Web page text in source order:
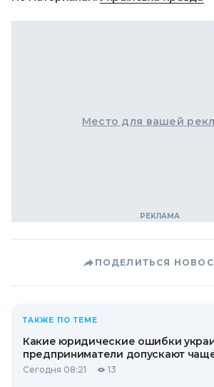
Место для вашей
ПОДЕЛИТЬСЯ
ТАКЖЕ ПО ТЕМЕ
Какие юридические ошибки
предприниматели допускают
Сегодня 08:21 13